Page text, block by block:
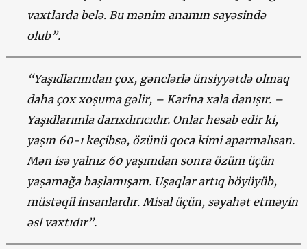
vaxtlarda belə. Bu mənim anamın sayəsində
olub”.
“Yaşıdlarımdan çox, gənclərlə ünsiyyətdə olmaq
daha çox xoşuma gəlir, – Karina xala danışır. –
Yaşıdlarımla darıxdırıcıdır. Onlar hesab edir ki,
yaşın 60-ı keçibsə, özünü qoca kimi aparmalısan.
Mən isə yalnız 60 yaşımdan sonra özüm üçün
yaşamağa başlamışam. Uşaqlar artıq böyüyüb,
müstəqil insanlardır. Misal üçün, səyahət etməyin
əsl vaxtıdır”.